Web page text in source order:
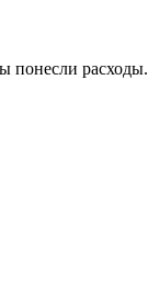
понесли расходы.